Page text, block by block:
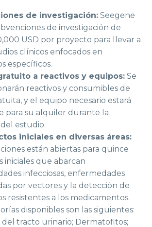
de investigación: Seegene
de investigación de
USD por proyecto para llevar a
clínicos enfocados en
específicos.
a reactivos y equipos: Se
reactivos y consumibles de
y el equipo necesario estará
para su alquiler durante la
estudio.
iniciales en diversas áreas:
están abiertas para quince
iniciales que abarcan
infecciosas, enfermedades
por vectores y la detección de
resistentes a los medicamentos.
disponibles son las siguientes:
tracto urinario; Dermatofitos;